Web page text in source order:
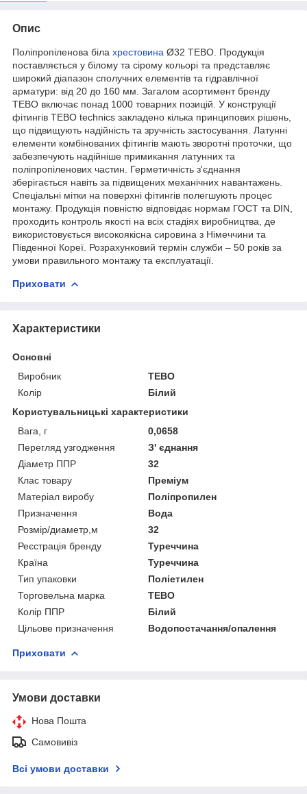
Опис
Поліпропіленова біла хрестовина Ø32 TEBO. Продукція
поставляється у білому та сірому кольорі та представляє
широкий діапазон сполучних елементів та гідравлічної
арматури: від 20 до 160 мм. Загалом асортимент бренду
ТЕВО включає понад 1000 товарних позицій. У конструкції
фітингів ТЕВО technics закладено кілька принципових рішень,
що підвищують надійність та зручність застосування. Латунні
елементи комбінованих фітингів мають зворотні проточки, що
забезпечують надійніше примикання латунних та
поліпропіленових частин. Герметичність з'єднання
зберігається навіть за підвищених механічних навантажень.
Спеціальні мітки на поверхні фітингів полегшують процес
монтажу. Продукція повністю відповідає нормам ГОСТ та DIN,
проходить контроль якості на всіх стадіях виробництва, де
використовується високоякісна сировина з Німеччини та
Південної Кореї. Розрахунковий термін служби – 50 років за
умови правильного монтажу та експлуатації.
Приховати
Характеристики
Основні
Виробник
ТЕВО
Колір
Білий
Користувальницькі характеристики
Вага, г
0,0658
Перегляд узгодження
З' єднання
Діаметр ППР
32
Клас товару
Преміум
Матеріал виробу
Поліпропилен
Призначення
Вода
Розмір/диаметр,м
32
Реєстрація бренду
Туреччина
Країна
Туреччина
Тип упаковки
Поліетилен
Торговельна марка
TEBO
Колір ППР
Білий
Цільове призначення
Водопостачання/опалення
Приховати
Умови доставки
Нова Пошта
Самовивіз
Всі умови доставки